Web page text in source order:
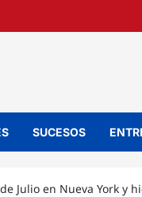
SUCESOS
Julio en Nueva York y